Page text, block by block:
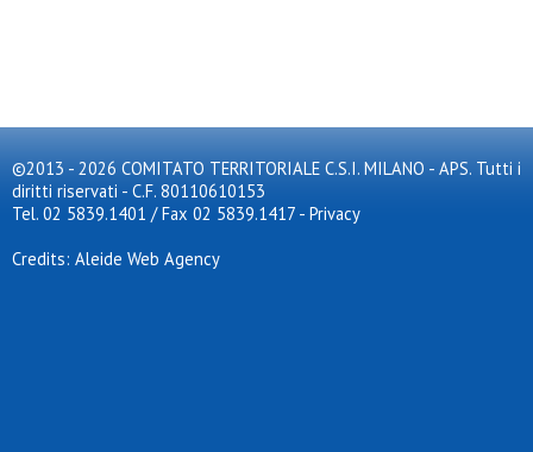
©2013 - 2026 COMITATO TERRITORIALE C.S.I. MILANO - APS. Tutti i
diritti riservati - C.F. 80110610153
Tel. 02 5839.1401 / Fax 02 5839.1417 - Privacy
Credits: Aleide Web Agency